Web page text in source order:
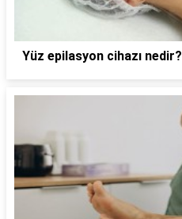
Yüz epilasyon cihazı nedir?